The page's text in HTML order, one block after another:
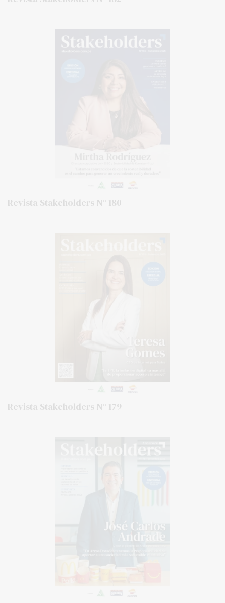
Revista Stakeholders N° 180
Revista Stakeholders N° 179